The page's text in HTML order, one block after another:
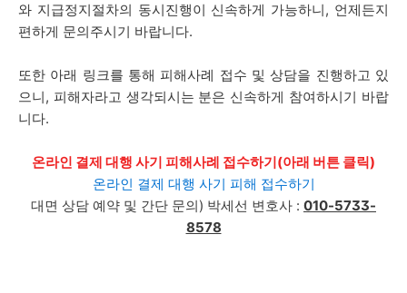
와 지급정지절차의 동시진행이 신속하게 가능하니, 언제든지
편하게 문의주시기 바랍니다.
또한 아래 링크를 통해 피해사례 접수 및 상담을 진행하고 있
으니, 피해자라고 생각되시는 분은 신속하게 참여하시기 바랍
니다.
온라인 결제 대행 사기 피해사례 접수하기(아래 버튼 클릭)
온라인 결제 대행 사기 피해 접수하기
대면 상담 예약 및 간단 문의) 박세선 변호사 : 010-5733-
8578